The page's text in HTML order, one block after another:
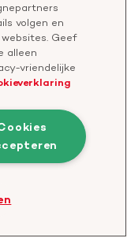
volgen en
Geef
alleen
vriendelijke